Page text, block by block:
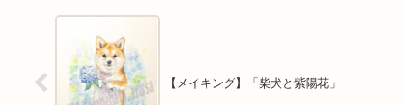
【メイキング】「柴犬と紫陽花」